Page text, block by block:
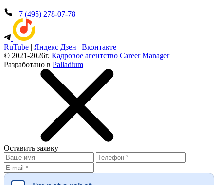
+7 (495) 278-07-78
RuTube | Яндекс Дзен | Вконтакте
© 2021-2026г. Кадровое агентство Career Manager
Разработано в Palladium
Оставить заявку